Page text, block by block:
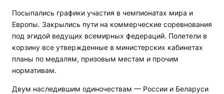
Посыпались графики участия в чемпионатах мира и
Европы. Закрылись пути на коммерческие соревнования
под эгидой ведущих всемирных федераций. Полетели в
корзину все утвержденные в министерских кабинетах
планы по медалям, призовым местам и прочим
нормативам.
Двум наследившим одиночествам — России и Беларуси